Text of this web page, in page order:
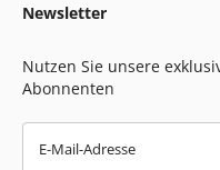
Newsletter
Nutzen Sie unsere
Abonnenten
E-Mail-Adresse